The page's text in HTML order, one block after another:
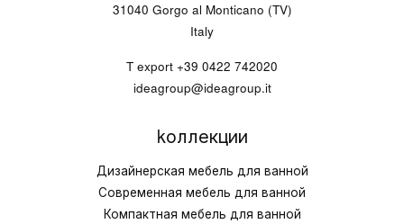
31040 Gorgo al Monticano (TV)
Italy
T export +39 0422 742020
ideagroup@ideagroup.it
kоллекции
Дизайнерская мебель для ванной
Современная мебель для ванной
Компактная мебель для ванной